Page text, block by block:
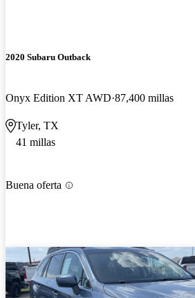
2020 Subaru Outback
Onyx Edition XT AWD 87,400 millas
Tyler, TX
41 millas
Buena oferta